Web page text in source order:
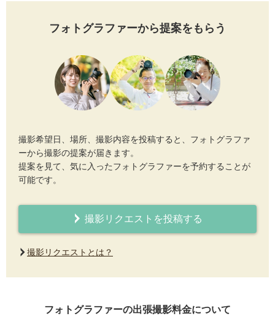
フォトグラファーから提案をもらう
撮影希望日、場所、撮影内容を投稿すると、フォトグラファ
ーから撮影の提案が届きます。
提案を見て、気に入ったフォトグラファーを予約することが
可能です。
撮影リクエストを投稿する
撮影リクエストとは？
フォトグラファーの出張撮影料金について